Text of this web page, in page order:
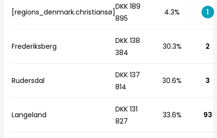
[regions_denmark.christiansø]
DKK 189
895
4.3% 1
Frederiksberg
DKK 138
384
30.3% 2
Rudersdal
DKK 137
814
30.6% 3
Langeland
DKK 131
827
33.6% 93